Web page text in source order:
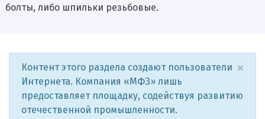
болты, либо шпильки резьбовые.
×
Контент этого раздела создают пользователи
Интернета. Компания «МФЗ» лишь
предоставляет площадку, содействуя развитию
отечественной промышленности.